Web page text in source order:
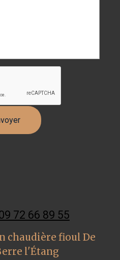
72 66 89 55
chaudière fioul De
l'Étang